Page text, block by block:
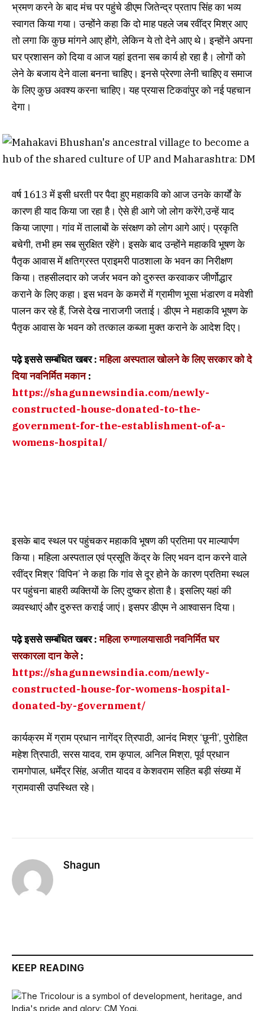
भ्रमण करने के बाद मंच पर पहुंचे डीएम जितेन्द्र प्रताप सिंह का भव्य
स्वागत किया गया। उन्होंने कहा कि दो माह पहले जब रवींद्र मिश्र आए
तो लगा कि कुछ मांगने आए होंगे, लेकिन ये तो देने आए थे। इन्होंने अपना
घर प्रशासन को दिया व आज यहां इतना सब कार्य हो रहा है। लोगों को
लेने के बजाय देने वाला बनना चाहिए। इनसे प्रेरणा लेनी चाहिए व समाज
के लिए कुछ अवश्य करना चाहिए। यह प्रयास टिकवांपुर को नई पहचान
देगा।
वर्ष 1613 में इसी धरती पर पैदा हुए महाकवि को आज उनके कार्यों के
कारण ही याद किया जा रहा है। ऐसे ही आगे जो लोग करेंगे,उन्हें याद
किया जाएगा। गांव में तालाबों के संरक्षण को लोग आगे आएं। प्रकृति
बचेगी, तभी हम सब सुरक्षित रहेंगे। इसके बाद उन्होंने महाकवि भूषण के
पैतृक आवास में क्षतिग्रस्त प्राइमरी पाठशाला के भवन का निरीक्षण
किया। तहसीलदार को जर्जर भवन को दुरुस्त करवाकर जीर्णोद्धार
कराने के लिए कहा। इस भवन के कमरों में ग्रामीण भूसा भंडारण व मवेशी
पालन कर रहे हैं, जिसे देख नाराजगी जताई। डीएम ने महाकवि भूषण के
पैतृक आवास के भवन को तत्काल कब्जा मुक्त कराने के आदेश दिए।
पढ़े इससे सम्बंधित खबर :महिला अस्पताल खोलने के लिए सरकार को दे
दिया नवनिर्मित मकान:
https://shagunnewsindia.com/newly-
constructed-house-donated-to-the-
government-for-the-establishment-of-a-
womens-hospital/
इसके बाद स्थल पर पहुंचकर महाकवि भूषण की प्रतिमा पर माल्यार्पण
किया। महिला अस्पताल एवं प्रसूति केंद्र के लिए भवन दान करने वाले
रवींद्र मिश्र ‘विपिन’ ने कहा कि गांव से दूर होने के कारण प्रतिमा स्थल
पर पहुंचना बाहरी व्यक्तियों के लिए दुष्कर होता है। इसलिए यहां की
व्यवस्थाएं और दुरुस्त कराई जाएं। इसपर डीएम ने आश्वासन दिया।
पढ़े इससे सम्बंधित खबर :महिला रुग्णालयासाठी नवनिर्मित घर
सरकारला दान केले:
https://shagunnewsindia.com/newly-
constructed-house-for-womens-hospital-
donated-by-government/
कार्यक्रम में ग्राम प्रधान नागेंद्र त्रिपाठी, आनंद मिश्र ‘छूनी’, पुरोहित
महेश त्रिपाठी, सरस यादव, राम कृपाल, अनिल मिश्रा, पूर्व प्रधान
रामगोपाल, धर्मेंद्र सिंह, अजीत यादव व केशवराम सहित बड़ी संख्या में
ग्रामवासी उपस्थित रहे।
Shagun
KEEP READING